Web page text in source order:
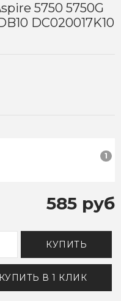
5750 5750G
DC020017K10
1
585 руб
КУПИТЬ
КУПИТЬ В 1 КЛИК